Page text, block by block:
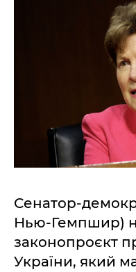
Сенатор-
Нью-Гемпшир)
законопроєкт
України, який